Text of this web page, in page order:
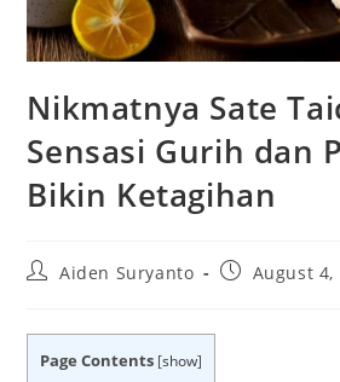
Nikmatnya Sate
Sensasi Gurih dan
Bikin Ketagihan
PostAiden Suryanto
PostAugust 4,
Page Contents [show]